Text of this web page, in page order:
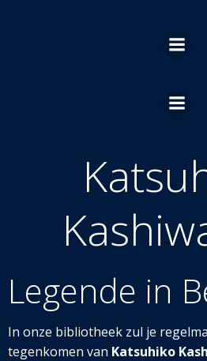
de
Legende in
In onze bibliotheek zul je
tegenkomen van Katsuhiko